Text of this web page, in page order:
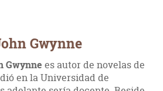
Gwynne
Gwynne es autor de novelas de
en la Universidad de